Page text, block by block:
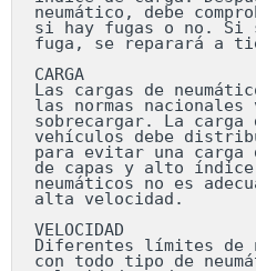
neumático, debe
si hay fugas o no. Si
fuga, se reparará a
CARGA
Las cargas de
las normas nacionales
sobrecargar. La carga
vehículos debe
para evitar una
de capas y alto
neumáticos no es
alta velocidad.
VELOCIDAD
Diferentes límites de
con todo tipo de